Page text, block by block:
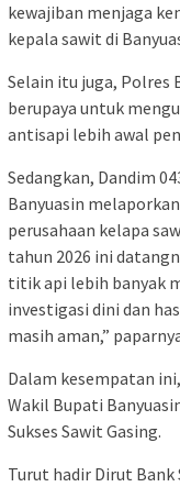
kewajiban menjaga
kepala sawit di
Selain itu juga, Polres
berupaya untuk
antisapi lebih awal
Sedangkan, Dandim
Banyuasin
perusahaan kelapa
tahun 2026 ini
titik api lebih banyak
investigasi dini dan
masih aman,”
Dalam kesempatan
Wakil Bupati
Sukses Sawit Gasing.
Turut hadir Dirut Bank